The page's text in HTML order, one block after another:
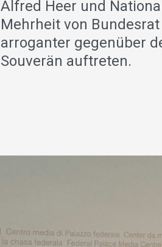
Alfred Heer und
Mehrheit von
arroganter gegenüber
Souverän auftreten.